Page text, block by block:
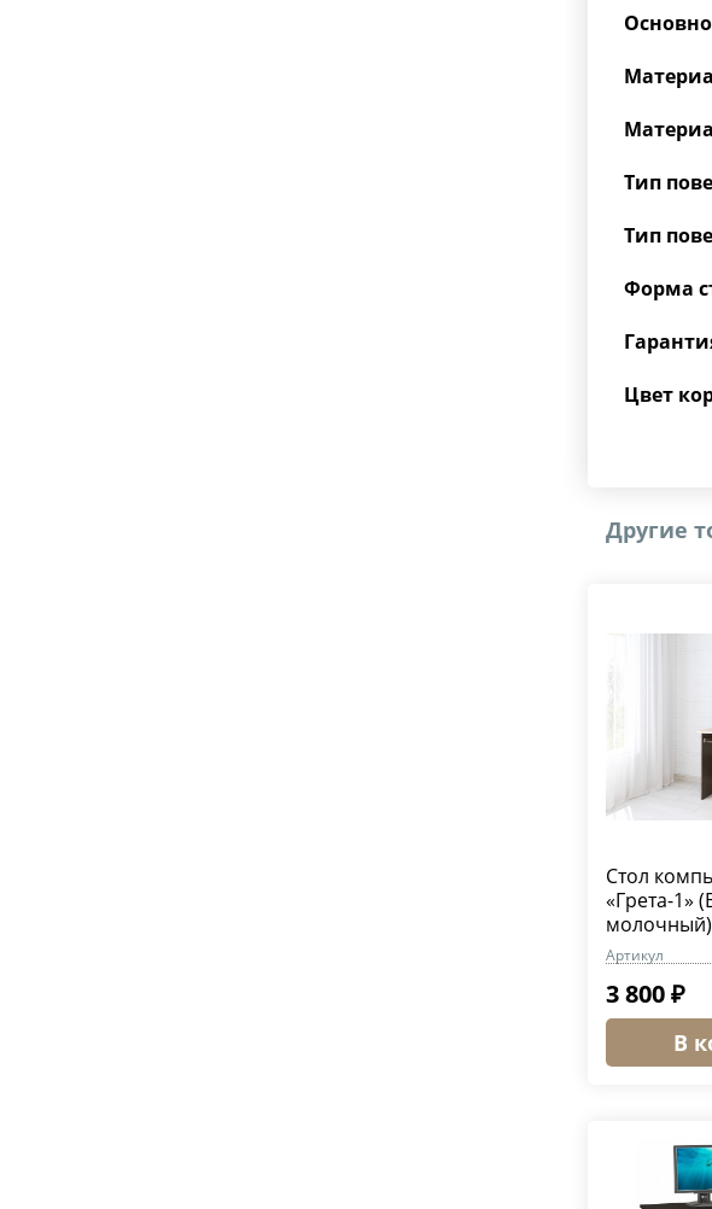
Тип
Тип
Форма
Цвет
Другие
Стол
«Грета-1»
молочный)
Артикул
3 800 ₽
В